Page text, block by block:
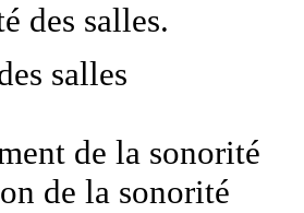
des salles.
salles
de la sonorité
de la sonorité